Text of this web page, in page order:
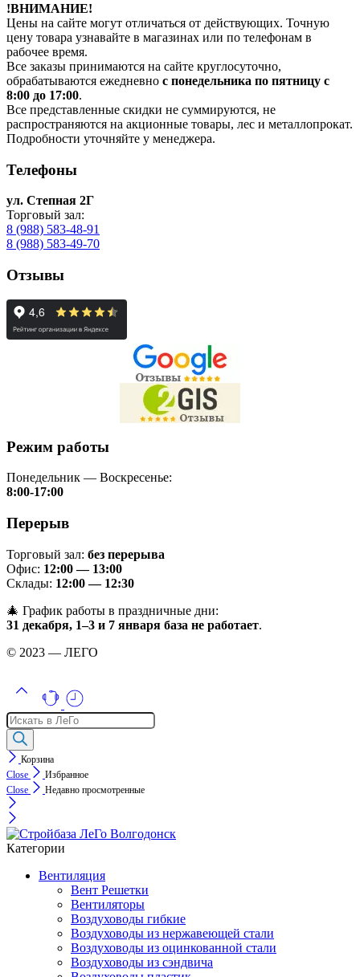
!ВНИМАНИЕ!
Цены на сайте могут отличаться от действующих. Точную
цену товара узнавайте в магазинах или по телефонам в
рабочее время.
Все заказы принимаются на сайте круглосуточно,
обрабатываются ежедневно с понедельника по пятницу с
8:00 до 17:00.
Все представленные скидки не суммируются, не
распространяются на акционные товары, лес и металлопрокат.
Подробности уточняйте у менеджера.
Телефоны
ул. Степная 2Г
Торговый зал:
8 (988) 583-48-91
8 (988) 583-49-70
Отзывы
Режим работы
Понедельник — Воскресенье:
8:00-17:00
Перерыв
Торговый зал: без перерыва
Офис: 12:00 — 13:00
Склады: 12:00 — 12:30
🎄 График работы в праздничные дни:
31 декабря, 1–3 и 7 января база не работает.
© 2023 — ЛЕГО
Поиск
товаров
Корзина
Close
Избранное
Close
Недавно просмотренные
Категории
Вентиляция
Вент Решетки
Вентиляторы
Воздуховоды гибкие
Воздуховоды из нержавеющей стали
Воздуховоды из оцинкованной стали
Воздуховоды из сэндвича